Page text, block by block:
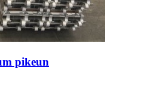
pikeun